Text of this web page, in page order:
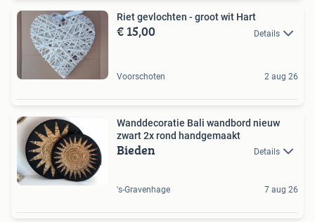
Riet gevlochten - groot wit Hart
€ 15,00 Details
Voorschoten 2 aug 26
Wanddecoratie Bali wandbord nieuw
zwart 2x rond handgemaakt
Bieden Details
's-Gravenhage 7 aug 26